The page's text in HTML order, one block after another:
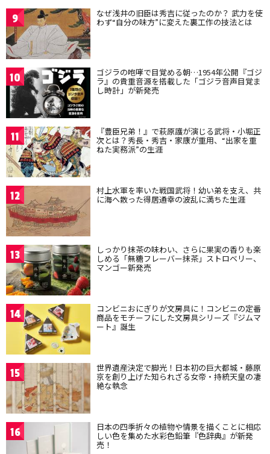
9 なぜ浅井の旧臣は秀吉に従ったのか？ 武力を使
わず“自分の味方”に変えた裏工作の技法とは
10 ゴジラの咆哮で目覚める朝…1954年公開『ゴジ
ラ』の貴重音源を搭載した「ゴジラ音声目覚ま
し時計」が新発売
11 『豊臣兄弟！』で萩原護が演じる武将・小堀正
次とは？秀長・秀吉・家康が重用、“出家を重
ねた実務派”の生涯
12 村上水軍を率いた戦国武将！幼い弟を支え、共
に海へ散った得居通幸の波乱に満ちた生涯
13 しっかり抹茶の味わい、さらに果実の香りも楽
しめる「無糖フレーバー抹茶」ストロベリー、
マンゴー新発売
14 コンビニおにぎりが文房具に！コンビニの定番
商品をモチーフにした文房具シリーズ『ジムマ
ート』誕生
15 世界遺産決定で脚光！日本初の巨大都城・藤原
京を創り上げた知られざる女帝・持統天皇の凄
絶な執念
16 日本の四季折々の植物や情景を描くことに相応
しい色を集めた水彩色鉛筆『色辞典』が新発
売！